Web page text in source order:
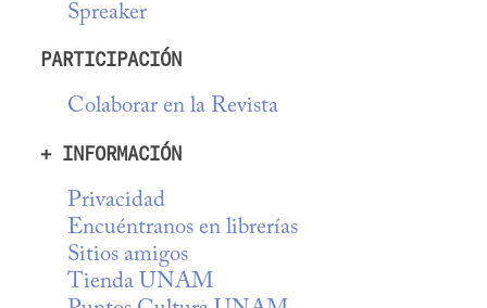
Spreaker
PARTICIPACIÓN
Colaborar en la Revista
+ INFORMACIÓN
Privacidad
Encuéntranos en librerías
Sitios amigos
Tienda UNAM